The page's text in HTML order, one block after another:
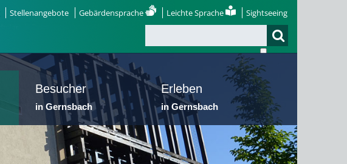
Stellenangebote Gebärdensprache Leichte Sprache Sightseeing
Besucher
in Gernsbach
Erleben
in Gernsbach